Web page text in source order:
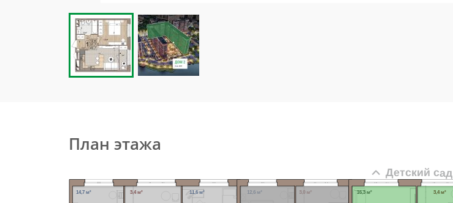
План этажа
3,4 м²
14,7 м² 11,6 м² 3,0 м²
12,6 м² 3,4 м²
16,3 м²
Детский сад